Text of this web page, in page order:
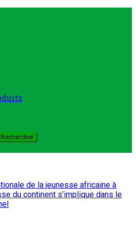
de la jeunesse africaine à
du continent s’implique dans le